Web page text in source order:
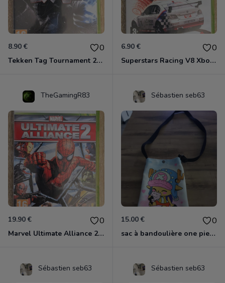
8.90 € 0
Tekken Tag Tournament 2 Xbox 360
6.90 € 0
Superstars Racing V8 Xbox 360
TheGamingR83
19.90 € 0
Marvel Ultimate Alliance 2 Xbox 360
Sébastien seb63
15.00 € 0
sac à bandoulière one piece chopper
Sébastien seb63 Sébastien seb63